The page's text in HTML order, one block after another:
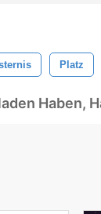
Platz
Haben,